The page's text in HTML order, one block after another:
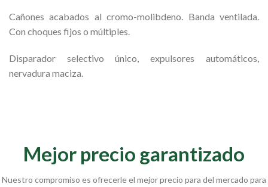
Cañones acabados al cromo-molibdeno. Banda ventilada.
Con choques fijos o múltiples.
Disparador selectivo único, expulsores automáticos,
nervadura maciza.
Mejor precio garantizado
Nuestro compromiso es ofrecerle el mejor precio para del mercado para